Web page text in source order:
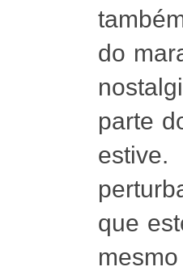
do
parte
que